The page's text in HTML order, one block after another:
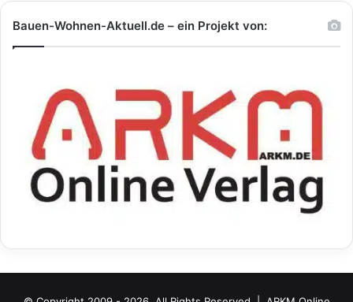
Bauen-Wohnen-Aktuell.de – ein Projekt von: